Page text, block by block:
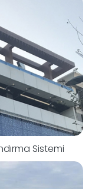
Sistemi